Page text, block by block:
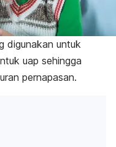
digunakan untuk
uap sehingga
pernapasan.